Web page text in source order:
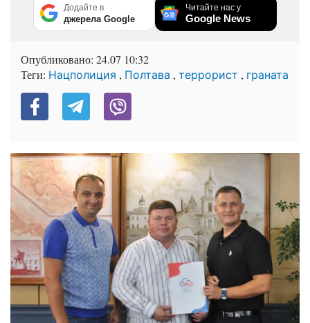
Додайте в
джерела Google
Читайте нас у
Google News
Опубликовано: 24.07 10:32
Теги: Нацполиция , Полтава , террорист , граната